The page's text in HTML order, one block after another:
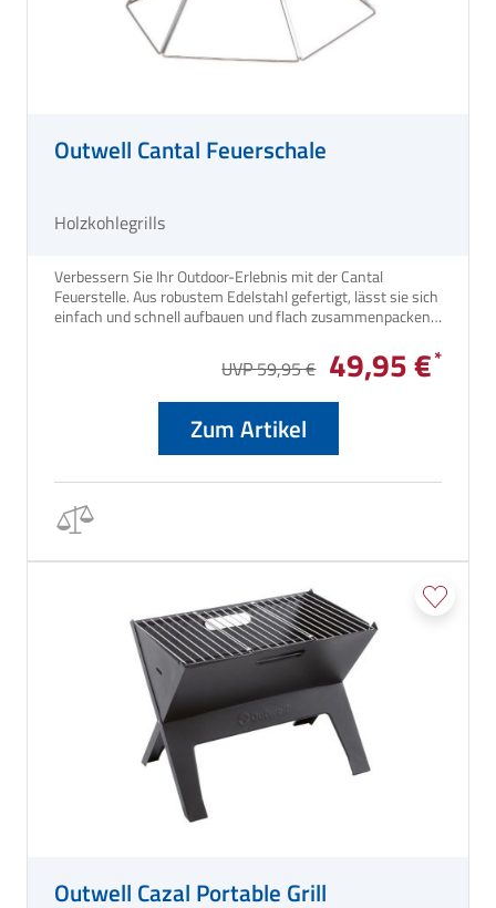
Outwell Cantal Feuerschale
Holzkohlegrills
Verbessern Sie Ihr Outdoor-Erlebnis mit der Cantal
Feuerstelle. Aus robustem Edelstahl gefertigt, lässt sie sich
einfach und schnell aufbauen und flach zusammenpacken -
stabilen Standfußes und der mitgelieferten Tragetasche ist
sie leicht zu transportieren und bietet unterwegs Wärme
und Atmosphäre. Schaffen Sie unvergessliche Momente im
Freien mit dieser vielseitigen Feuerstelle, die überall hin
mitgenommen werden kann.
UVP 59,95 € 49,95 €
Zum Artikel
Outwell Cazal Portable Grill